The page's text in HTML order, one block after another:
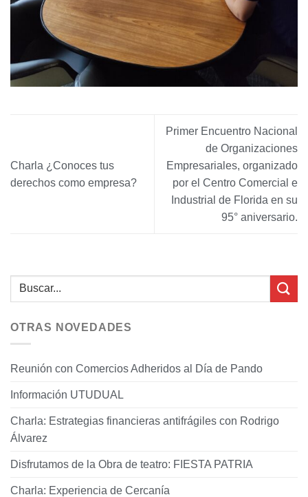
Charla ¿Conoces tus
derechos como empresa?
Primer Encuentro Nacional
de Organizaciones
Empresariales, organizado
por el Centro Comercial e
Industrial de Florida en su
95° aniversario.
OTRAS NOVEDADES
Reunión con Comercios Adheridos al Día de Pando
Información UTUDUAL
Charla: Estrategias financieras antifrágiles con Rodrigo
Álvarez
Disfrutamos de la Obra de teatro: FIESTA PATRIA
Charla: Experiencia de Cercanía